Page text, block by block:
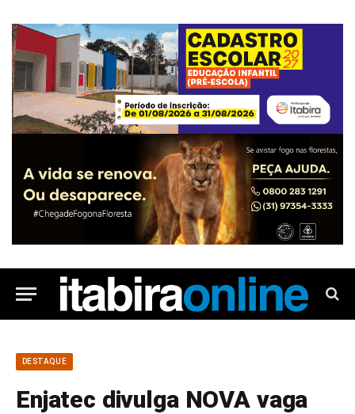
DESTAQUE
Enjatec divulga NOVA vaga